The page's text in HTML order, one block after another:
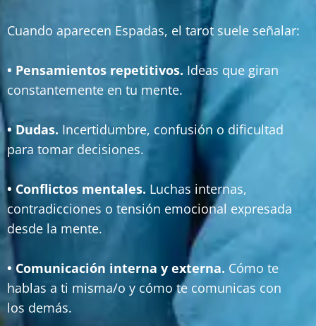
Cuando aparecen Espadas, el tarot suele señalar:
• Pensamientos repetitivos. Ideas que giran
constantemente en tu mente.
• Dudas. Incertidumbre, confusión o dificultad
para tomar decisiones.
• Conflictos mentales. Luchas internas,
contradicciones o tensión emocional expresada
desde la mente.
• Comunicación interna y externa. Cómo te
hablas a ti misma/o y cómo te comunicas con
los demás.